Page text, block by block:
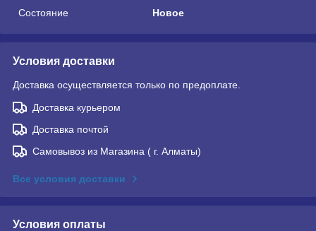
Состояние
Новое
Условия доставки
Доставка осуществляется только по предоплате.
Доставка курьером
Доставка почтой
Самовывоз из Магазина ( г. Алматы)
Все условия доставки
Условия оплаты